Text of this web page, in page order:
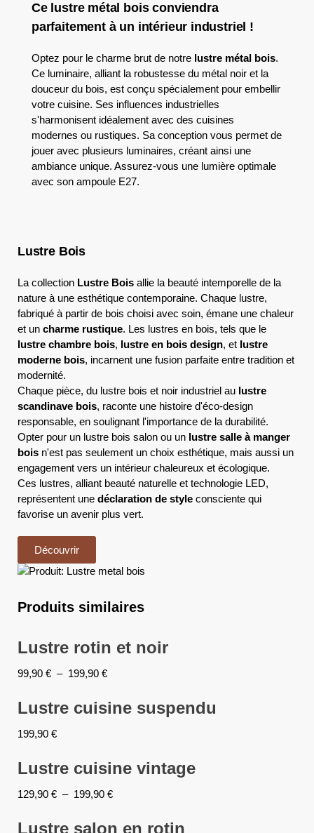
Ce lustre métal bois conviendra
parfaitement à un intérieur industriel !
Optez pour le charme brut de notre lustre métal bois.
Ce luminaire, alliant la robustesse du métal noir et la
douceur du bois, est conçu spécialement pour embellir
votre cuisine. Ses influences industrielles
s'harmonisent idéalement avec des cuisines
modernes ou rustiques. Sa conception vous permet de
jouer avec plusieurs luminaires, créant ainsi une
ambiance unique. Assurez-vous une lumière optimale
avec son ampoule E27.
Lustre Bois
La collection Lustre Bois allie la beauté intemporelle de la
nature à une esthétique contemporaine. Chaque lustre,
fabriqué à partir de bois choisi avec soin, émane une chaleur
et un charme rustique. Les lustres en bois, tels que le
lustre chambre bois, lustre en bois design, et lustre
moderne bois, incarnent une fusion parfaite entre tradition et
modernité.
Chaque pièce, du lustre bois et noir industriel au lustre
scandinave bois, raconte une histoire d'éco-design
responsable, en soulignant l'importance de la durabilité.
Opter pour un lustre bois salon ou un lustre salle à manger
bois n'est pas seulement un choix esthétique, mais aussi un
engagement vers un intérieur chaleureux et écologique.
Ces lustres, alliant beauté naturelle et technologie LED,
représentent une déclaration de style consciente qui
favorise un avenir plus vert.
Découvrir
Produits similaires
Lustre rotin et noir
99,90 € – 199,90 €
Lustre cuisine suspendu
199,90 €
Lustre cuisine vintage
129,90 € – 199,90 €
Lustre salon en rotin